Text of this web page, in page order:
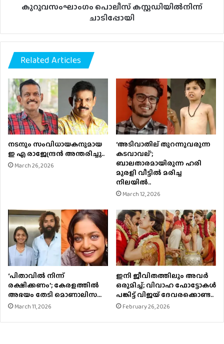
കുറുവസംഘാംഗം പൊലീസ് കസ്റ്റഡിയില്‍നിന്ന്
ചാടിപ്പോയി
Related Articles
നടനും സംവിധായകനുമായ
ഇ എ രാജേന്ദ്രന്‍ അന്തരിച്ചു..
March 26, 2026
‘അടിവാതില് തുറന്നുവരുന്ന
കടവാവല്’;
ബാലതാരമായിരുന്ന ഹരി
മുരളി വീട്ടില്‍ മരിച്ച
നിലയില്‍..
March 12, 2026
‘പിതാവില്‍ നിന്ന്
രക്ഷിക്കണം’; കേരളത്തിൽ
അഭയം തേടി മൊണാലിസ…
March 11, 2026
ഇനി ജീവിതത്തിലും അവർ
ഒരുമിച്ച്; വിവാഹ ഫോട്ടോകൾ
പങ്കിട്ട് വിജയ് ദേവരക്കൊണ്ട..
February 26, 2026